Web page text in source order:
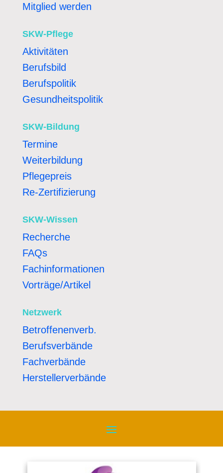
Mitglied werden
SKW-Pflege
Aktivitäten
Berufsbild
Berufspolitik
Gesundheitspolitik
SKW-Bildung
Termine
Weiterbildung
Pflegepreis
Re-Zertifizierung
SKW-Wissen
Recherche
FAQs
Fachinformationen
Vorträge/Artikel
Netzwerk
Betroffenenverb.
Berufsverbände
Fachverbände
Herstellerverbände